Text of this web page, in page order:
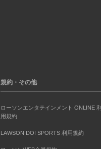
規約・その他
ローソンエンタテインメント ONLINE 利
用規約
LAWSON DO! SPORTS 利用規約